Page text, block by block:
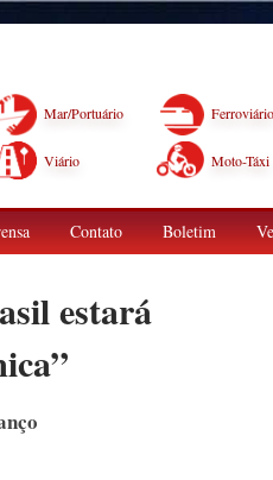
Mar/Portuário Ferroviário
Viário Moto-Táxi
Contato Boletim
estará